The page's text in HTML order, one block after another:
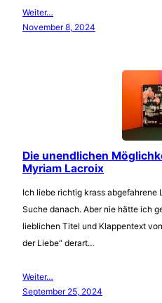
Weiter…
November 8, 2024
Die unendlichen
Myriam Lacroix
Ich liebe richtig krass abgefahrene
Suche danach. Aber nie hätte ich
lieblichen Titel und Klappentext
der Liebe“ derart…
Weiter…
September 25, 2024